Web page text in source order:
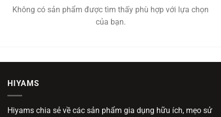
Không có sản phẩm được tìm thấy phù hợp với lựa chọn
của bạn.
HIYAMS
Hiyams chia sẻ về các sản phẩm gia dụng hữu ích, mẹo sử